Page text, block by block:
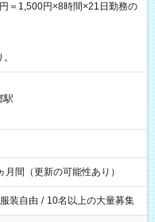
＝1,500円×8時間×21日勤務の
駅
間（更新の可能性あり）
服装自由 / 10名以上の大量募集